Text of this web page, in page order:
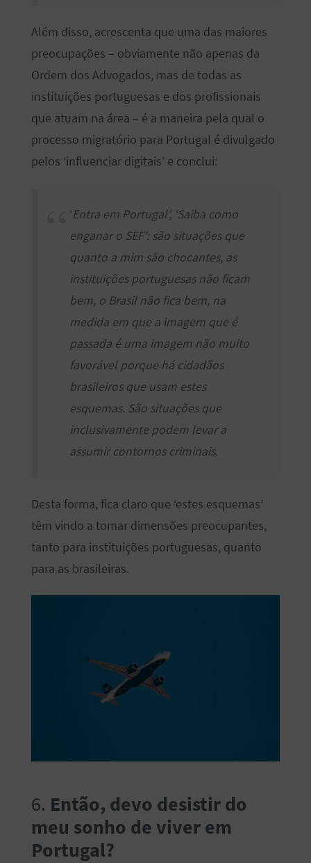
Além disso, acrescenta que uma das maiores
preocupações – obviamente não apenas da
Ordem dos Advogados, mas de todas as
instituições portuguesas e dos profissionais
que atuam na área – é a maneira pela qual o
processo migratório para Portugal é divulgado
pelos ‘influenciar digitais’ e conclui:
‘Entra em Portugal’, ‘Saiba como
enganar o SEF’: são situações que
quanto a mim são chocantes, as
instituições portuguesas não ficam
bem, o Brasil não fica bem, na
medida em que a imagem que é
passada é uma imagem não muito
favorável porque há cidadãos
brasileiros que usam estes
esquemas. São situações que
inclusivamente podem levar a
assumir contornos criminais.
Desta forma, fica claro que ‘estes esquemas’
têm vindo a tomar dimensões preocupantes,
tanto para instituições portuguesas, quanto
para as brasileiras.
6. Então, devo desistir do
meu sonho de viver em
Portugal?